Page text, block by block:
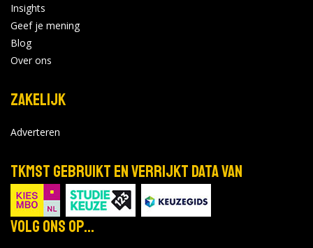
Insights
Geef je mening
Blog
Over ons
Zakelijk
Adverteren
TKMST gebruikt en verrijkt data van
Volg ons op...